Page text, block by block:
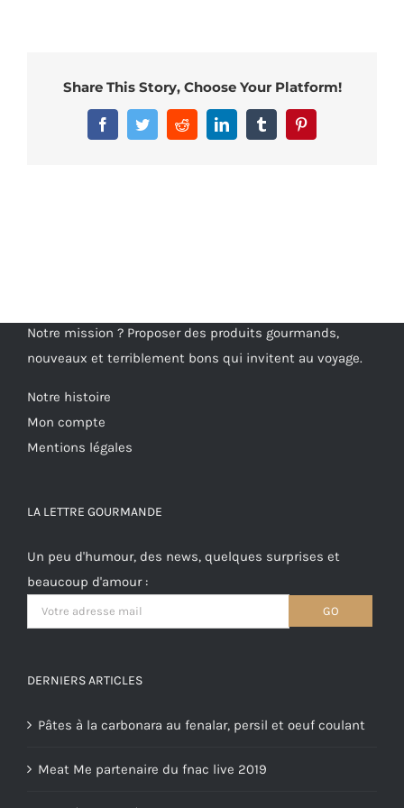
Share This Story, Choose Your Platform!
FacebookTwitterRedditLinkedInTumblr
Notre mission ? Proposer des produits gourmands,
nouveaux et terriblement bons qui invitent au voyage.
Notre histoire
Mon compte
Mentions légales
LA LETTRE GOURMANDE
Un peu d'humour, des news, quelques surprises et
beaucoup d'amour :
DERNIERS ARTICLES
Pâtes à la carbonara au fenalar, persil et oeuf coulant
Meat Me partenaire du fnac live 2019